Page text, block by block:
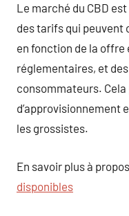
Le marché du CBD
des tarifs qui peuvent
en fonction de la offre
réglementaires, et
consommateurs.
d’approvisionnement
les grossistes.
En savoir plus à
disponibles